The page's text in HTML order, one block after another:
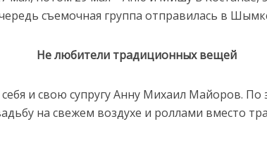
съемочная группа отправилась в
Не любители традиционных вещей
и свою супругу Анну Михаил Майоров. По
на свежем воздухе и роллами вместо